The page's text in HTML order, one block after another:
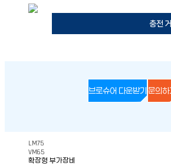
충전
브로슈어 다운받기문의하
LM75
VM65
확장형 부가장비